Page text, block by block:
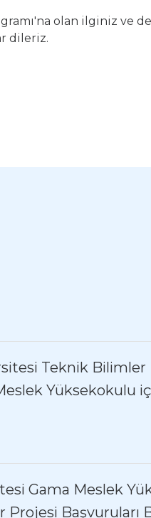
olan ilginiz ve
dileriz.
Teknik
Yüksekokulu
Gama Meslek
Başvuruları